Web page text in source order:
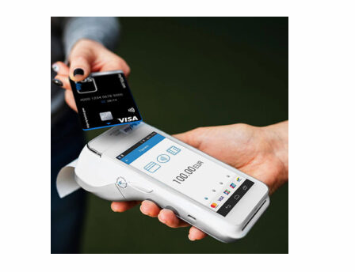
SCHWEPPES ΚΟΥΤΊ ΣΌΔΑ
PINK GRAPEFRUIT ΜΕ
ΑΝΘΡΑΚΙΚΌ 330ML